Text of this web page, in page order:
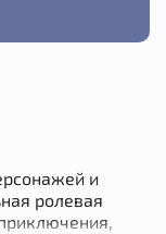
и
ролевая